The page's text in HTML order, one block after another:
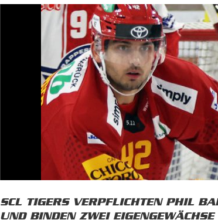
SCL TIGERS VERPFLICHTEN PHIL
UND BINDEN ZWEI EIGENGEWÄCHSE